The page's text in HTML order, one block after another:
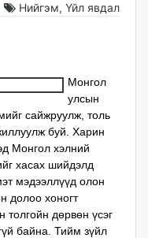
Нийгэм, Үйл явдал
Монгол
улсын
сайжруулж, толь
буй. Харин
Монгол хэлний
хасах шийдэлд
мэдээллүүд олон
долоо хоногт
толгойн дөрвөн үсэг
байна. Тийм зүйл